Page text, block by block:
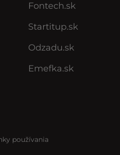
Fontech.sk
Startitup.sk
Odzadu.sk
Emefka.sk
používania